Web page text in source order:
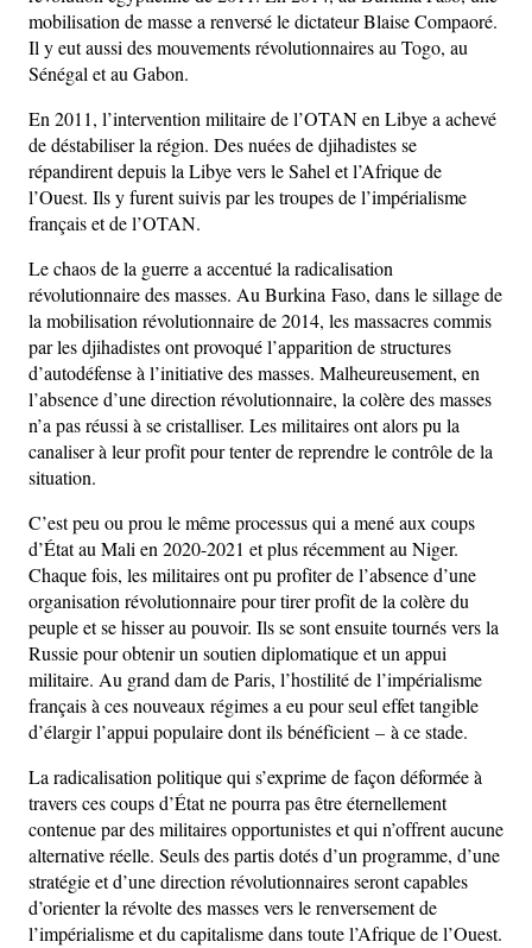
mobilisation de masse a renversé le dictateur Blaise Compaoré.
Il y eut aussi des mouvements révolutionnaires au Togo, au
Sénégal et au Gabon.
En 2011, l’intervention militaire de l’OTAN en Libye a achevé
de déstabiliser la région. Des nuées de djihadistes se
répandirent depuis la Libye vers le Sahel et l’Afrique de
l’Ouest. Ils y furent suivis par les troupes de l’impérialisme
français et de l’OTAN.
Le chaos de la guerre a accentué la radicalisation
révolutionnaire des masses. Au Burkina Faso, dans le sillage de
la mobilisation révolutionnaire de 2014, les massacres commis
par les djihadistes ont provoqué l’apparition de structures
d’autodéfense à l’initiative des masses. Malheureusement, en
l’absence d’une direction révolutionnaire, la colère des masses
n’a pas réussi à se cristalliser. Les militaires ont alors pu la
canaliser à leur profit pour tenter de reprendre le contrôle de la
situation.
C’est peu ou prou le même processus qui a mené aux coups
d’État au Mali en 2020-2021 et plus récemment au Niger.
Chaque fois, les militaires ont pu profiter de l’absence d’une
organisation révolutionnaire pour tirer profit de la colère du
peuple et se hisser au pouvoir. Ils se sont ensuite tournés vers la
Russie pour obtenir un soutien diplomatique et un appui
militaire. Au grand dam de Paris, l’hostilité de l’impérialisme
français à ces nouveaux régimes a eu pour seul effet tangible
d’élargir l’appui populaire dont ils bénéficient – à ce stade.
La radicalisation politique qui s’exprime de façon déformée à
travers ces coups d’État ne pourra pas être éternellement
contenue par des militaires opportunistes et qui n’offrent aucune
alternative réelle. Seuls des partis dotés d’un programme, d’une
stratégie et d’une direction révolutionnaires seront capables
d’orienter la révolte des masses vers le renversement de
l’impérialisme et du capitalisme dans toute l’Afrique de l’Ouest.